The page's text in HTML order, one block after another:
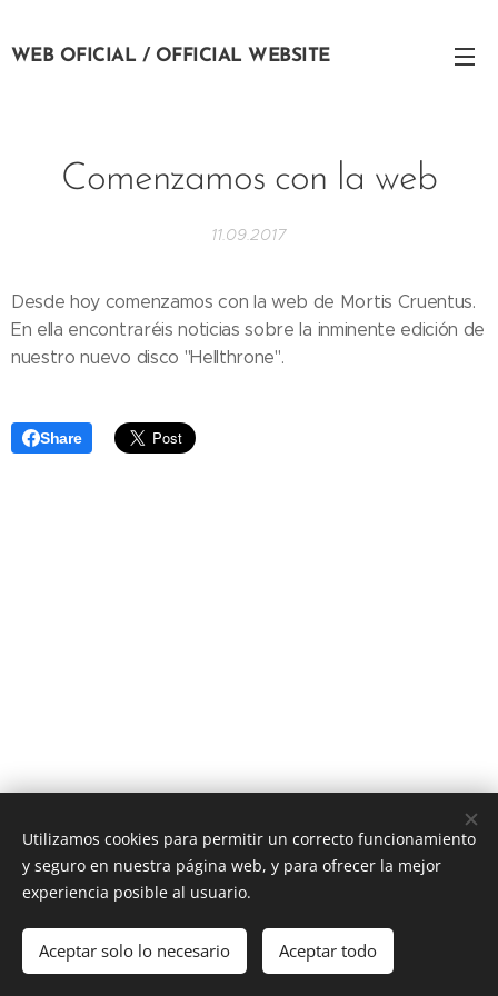
WEB OFICIAL / OFFICIAL WEBSITE
Comenzamos con la web
11.09.2017
Desde hoy comenzamos con la web de Mortis Cruentus.
En ella encontraréis noticias sobre la inminente edición de
nuestro nuevo disco "Hellthrone".
Share
MORTIS CRUENTUS / Todos los derechos reservados
Creado conWebnode Cookies
Utilizamos cookies para permitir un correcto funcionamiento
y seguro en nuestra página web, y para ofrecer la mejor
experiencia posible al usuario.
Aceptar solo lo necesario Aceptar todo